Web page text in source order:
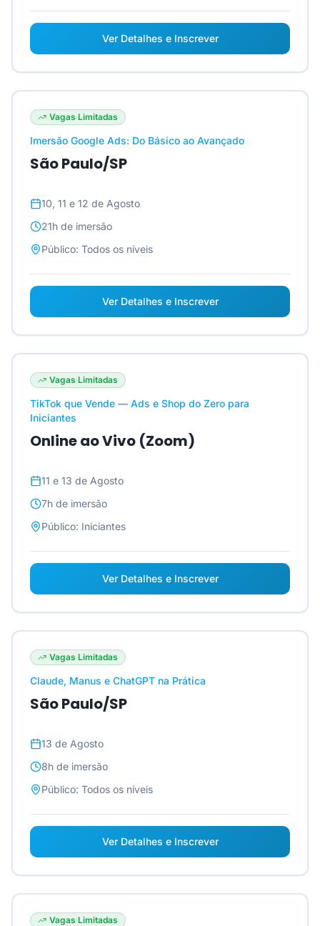
Ver Detalhes e Inscrever
Vagas Limitadas
Imersão Google Ads: Do Básico ao Avançado
São Paulo/SP
10, 11 e 12 de Agosto
21h de imersão
Público: Todos os níveis
Ver Detalhes e Inscrever
Vagas Limitadas
TikTok que Vende — Ads e Shop do Zero para
Iniciantes
Online ao Vivo (Zoom)
11 e 13 de Agosto
7h de imersão
Público: Iniciantes
Ver Detalhes e Inscrever
Vagas Limitadas
Claude, Manus e ChatGPT na Prática
São Paulo/SP
13 de Agosto
8h de imersão
Público: Todos os níveis
Ver Detalhes e Inscrever
Vagas Limitadas